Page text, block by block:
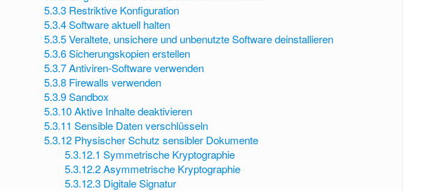
5.3.3 Restriktive Konfiguration
5.3.4 Software aktuell halten
5.3.5 Veraltete, unsichere und unbenutzte Software deinstallieren
5.3.6 Sicherungskopien erstellen
5.3.7 Antiviren-Software verwenden
5.3.8 Firewalls verwenden
5.3.9 Sandbox
5.3.10 Aktive Inhalte deaktivieren
5.3.11 Sensible Daten verschlüsseln
5.3.12 Physischer Schutz sensibler Dokumente
5.3.12.1 Symmetrische Kryptographie
5.3.12.2Asymmetrische Kryptographie
5.3.12.3 Digitale Signatur